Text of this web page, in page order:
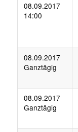
08.09.2017
14:00
08.09.2017
Ganztägig
08.09.2017
Ganztägig